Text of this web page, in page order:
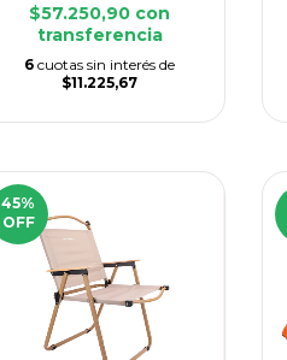
$57.250,90 con
transferencia
6 cuotas sin interés de
$11.225,67
45%
OFF